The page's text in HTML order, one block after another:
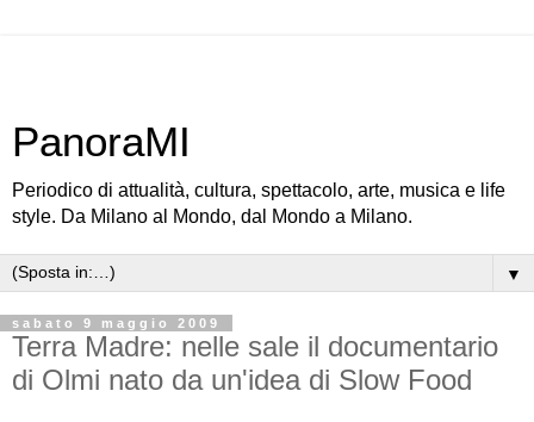
PanoraMI
Periodico di attualità, cultura, spettacolo, arte, musica e life
style. Da Milano al Mondo, dal Mondo a Milano.
▼
sabato 9 maggio 2009
Terra Madre: nelle sale il documentario
di Olmi nato da un'idea di Slow Food